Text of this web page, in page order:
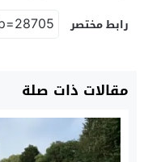
رابط مختصر
مقالات ذات صلة